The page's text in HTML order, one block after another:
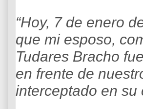
“Hoy, 7 de enero
que mi esposo,
Tudares Bracho
en frente de
interceptado en su